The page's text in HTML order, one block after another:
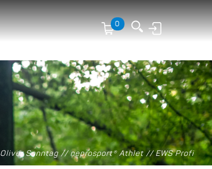
Oliver Sonntag // neprosport® Athlet // EWS Profi
0